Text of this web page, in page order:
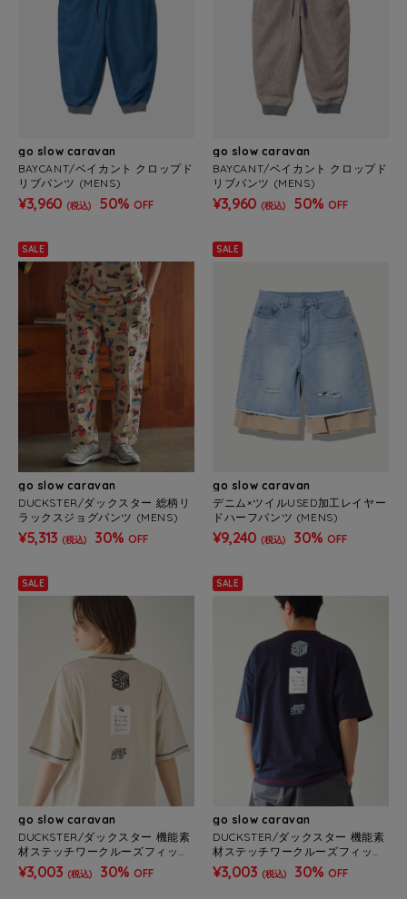
go slow caravan
BAYCANT/ベイカント クロップド
リブパンツ (MENS)
¥3,960 (税込) 50% OFF
go slow caravan
BAYCANT/ベイカント クロップド
リブパンツ (MENS)
¥3,960 (税込) 50% OFF
SALE
go slow caravan
DUCKSTER/ダックスター 総柄リ
ラックスジョグパンツ (MENS)
¥5,313 (税込) 30% OFF
SALE
go slow caravan
デニム×ツイルUSED加工レイヤー
ドハーフパンツ (MENS)
¥9,240 (税込) 30% OFF
SALE
go slow caravan
DUCKSTER/ダックスター 機能素
材ステッチワークルーズフィット
S/STEE (MENS)
¥3,003 (税込) 30% OFF
SALE
go slow caravan
DUCKSTER/ダックスター 機能素
材ステッチワークルーズフィット
S/STEE (MENS)
¥3,003 (税込) 30% OFF